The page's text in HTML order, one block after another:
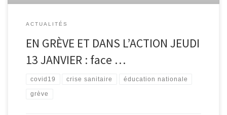
ACTUALITÉS
EN GRÈVE ET DANS L’ACTION JEUDI
13 JANVIER : face …
covid19 crise sanitaire éducation nationale
grève